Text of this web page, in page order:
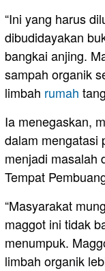
“Ini yang harus
dibudidayakan
bangkai anjing.
sampah organik
limbah rumah
Ia menegaskan,
dalam mengatasi
menjadi masalah
Tempat
“Masyarakat
maggot ini tidak
menumpuk.
limbah organik